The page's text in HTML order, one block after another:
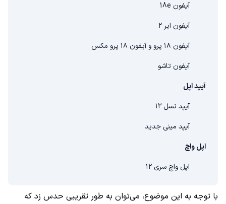
آیفون 18e
آیفون ایر ۲
آيفون ۱۸ پرو و آیفون ۱۸ پرو مکس
آیفون تاشو
آیپد اپل
آیپد نسل ۱۲
آیپد مینی جدید
اپل واچ
اپل واچ سری ۱۲
با توجه به این موضوع، می‌توان به طور تقریبی حدس زد که